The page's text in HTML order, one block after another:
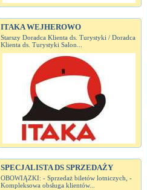
ITAKA WEJHEROWO
Starszy Doradca Klienta ds. Turystyki / Doradca
Klienta ds. Turystyki Salon...
SPECJALISTA DS SPRZEDAŻY
OBOWIĄZKI: - Sprzedaż biletów lotniczych, -
Kompleksowa obsługa klientów...